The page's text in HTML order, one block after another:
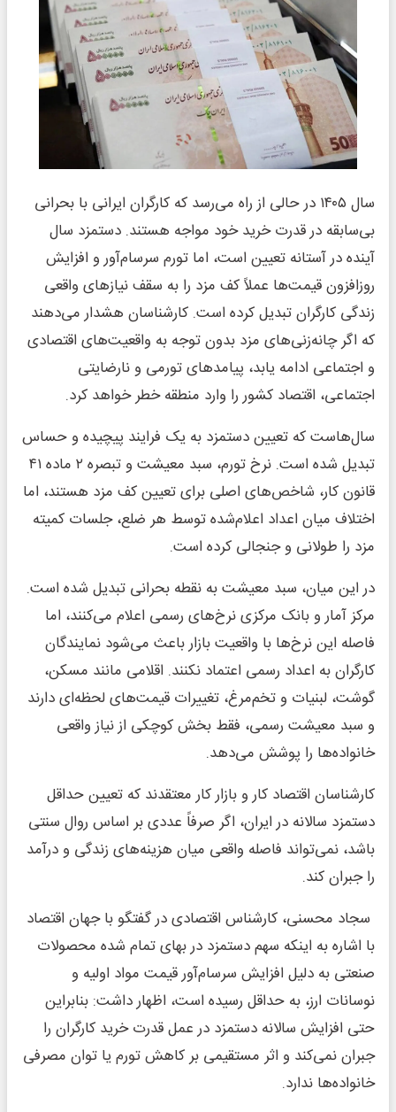
سال ۱۴۰۵ در حالی از راه می‌رسد که کارگران ایرانی با بحرانی
بی‌سابقه در قدرت خرید خود مواجه هستند. دستمزد سال
آینده در آستانه تعیین است، اما تورم سرسام‌آور و افزایش
روزافزون قیمت‌ها عملاً کف مزد را به سقف نیازهای واقعی
زندگی کارگران تبدیل کرده است. کارشناسان هشدار می‌دهند
که اگر چانه‌زنی‌های مزد بدون توجه به واقعیت‌های اقتصادی
و اجتماعی ادامه یابد، پیامدهای تورمی و نارضایتی
اجتماعی، اقتصاد کشور را وارد منطقه خطر خواهد کرد.
سال‌هاست که تعیین دستمزد به یک فرایند پیچیده و حساس
تبدیل شده است. نرخ تورم، سبد معیشت و تبصره ۲ ماده ۴۱
قانون کار، شاخص‌های اصلی برای تعیین کف مزد هستند، اما
اختلاف میان اعداد اعلام‌شده توسط هر ضلع، جلسات کمیته
مزد را طولانی و جنجالی کرده است.
در این میان، سبد معیشت به نقطه بحرانی تبدیل شده است.
مرکز آمار و بانک مرکزی نرخ‌های رسمی اعلام می‌کنند، اما
فاصله این نرخ‌ها با واقعیت بازار باعث می‌شود نمایندگان
کارگران به اعداد رسمی اعتماد نکنند. اقلامی مانند مسکن،
گوشت، لبنیات و تخم‌مرغ، تغییرات قیمت‌های لحظه‌ای دارند
و سبد معیشت رسمی، فقط بخش کوچکی از نیاز واقعی
خانواده‌ها را پوشش می‌دهد.
کارشناسان اقتصاد کار و بازار کار معتقدند که تعیین حداقل
دستمزد سالانه در ایران، اگر صرفاً عددی بر اساس روال سنتی
باشد، نمی‌تواند فاصله واقعی میان هزینه‌های زندگی و درآمد
را جبران کند.
سجاد محسنی، کارشناس اقتصادی در گفتگو با جهان اقتصاد
با اشاره به اینکه سهم دستمزد در بهای تمام شده محصولات
صنعتی به دلیل افزایش سرسام‌آور قیمت مواد اولیه و
نوسانات ارز، به حداقل رسیده است، اظهار داشت: بنابراین
حتی افزایش سالانه دستمزد در عمل قدرت خرید کارگران را
جبران نمی‌کند و اثر مستقیمی بر کاهش تورم یا توان مصرفی
خانواده‌ها ندارد.